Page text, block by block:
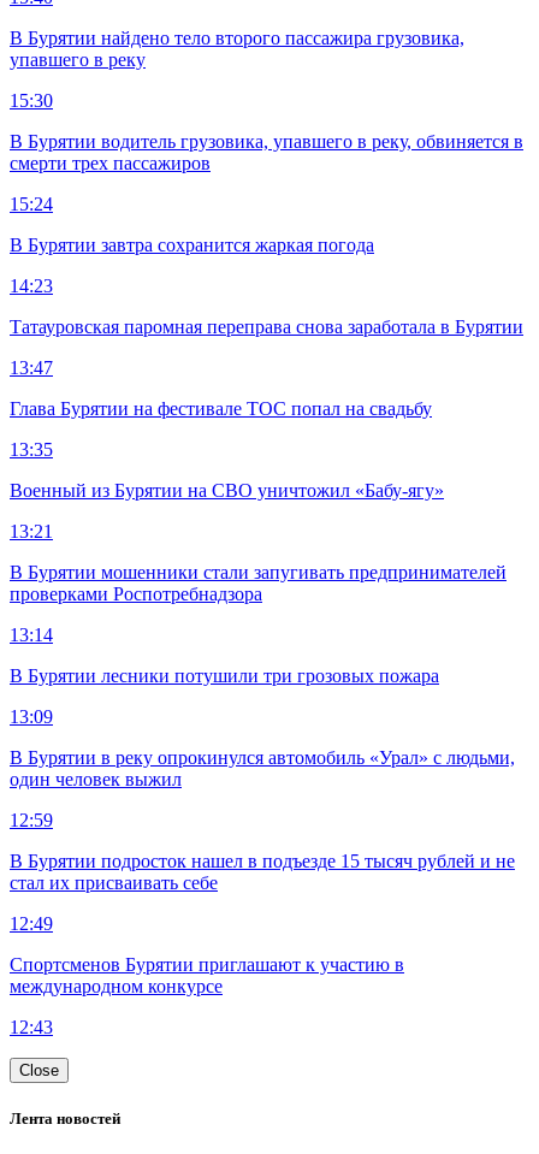
В Бурятии найдено тело второго пассажира грузовика,
упавшего в реку
15:30
В Бурятии водитель грузовика, упавшего в реку, обвиняется в
смерти трех пассажиров
15:24
В Бурятии завтра сохранится жаркая погода
14:23
Татауровская паромная переправа снова заработала в Бурятии
13:47
Глава Бурятии на фестивале ТОС попал на свадьбу
13:35
Военный из Бурятии на СВО уничтожил «Бабу-ягу»
13:21
В Бурятии мошенники стали запугивать предпринимателей
проверками Роспотребнадзора
13:14
В Бурятии лесники потушили три грозовых пожара
13:09
В Бурятии в реку опрокинулся автомобиль «Урал» с людьми,
один человек выжил
12:59
В Бурятии подросток нашел в подъезде 15 тысяч рублей и не
стал их присваивать себе
12:49
Спортсменов Бурятии приглашают к участию в
международном конкурсе
12:43
Close
Лента новостей